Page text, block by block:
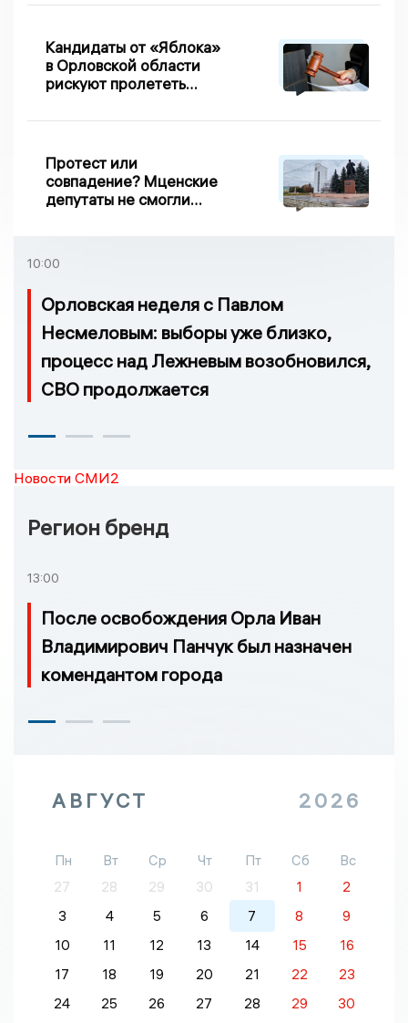
Кандидаты от «Яблока»
в Орловской области
рискуют пролететь
Протест или
совпадение? Мценские
депутаты не смогли
10:00
Орловская неделя с Павлом
Несмеловым: выборы уже близко,
процесс над Лежневым возобновился,
СВО продолжается
Новости СМИ2
Регион бренд
13:00
После освобождения Орла Иван
Владимирович Панчук был назначен
комендантом города
АВГУСТ 2026
Пн Вт Ср Чт Пт Сб
Вс
27
28 29 30 31 1
2
3
4 5 6 7 8
9
10
11 12 13 14 15
16
17
18 19 20 21 22
23
24
25 26 27 28 29
30